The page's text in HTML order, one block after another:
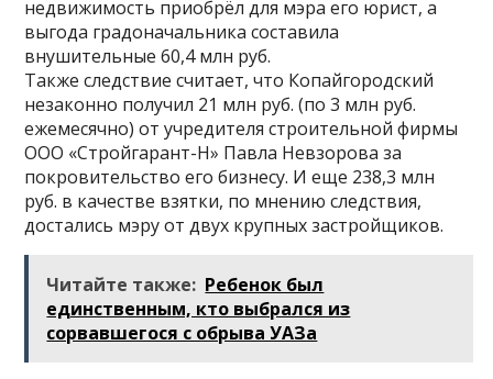
недвижимость приобрёл для мэра его юрист, а
выгода градоначальника составила
внушительные 60,4 млн руб.
Также следствие считает, что Копайгородский
незаконно получил 21 млн руб. (по 3 млн руб.
ежемесячно) от учредителя строительной фирмы
ООО «Стройгарант-Н» Павла Невзорова за
покровительство его бизнесу. И еще 238,3 млн
руб. в качестве взятки, по мнению следствия,
достались мэру от двух крупных застройщиков.
Читайте также: Ребенок был
единственным, кто выбрался из
сорвавшегося с обрыва УАЗа